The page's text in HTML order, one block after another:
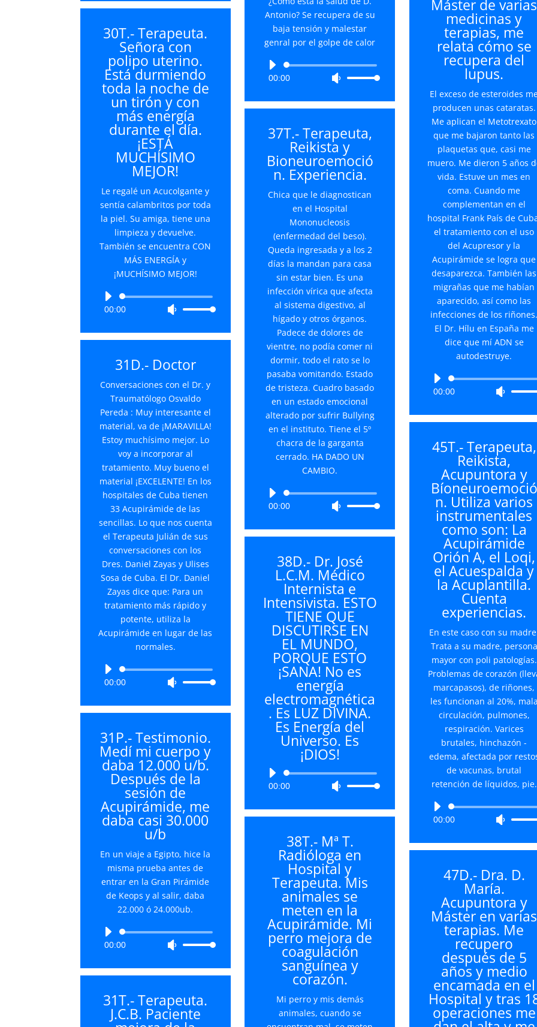
flecha
arriba/abajo
para
aumentar
o
disminuir
el
volumen.
30T.- Terapeuta.
Señora con
polipo uterino.
Está durmiendo
toda la noche de
un tirón y con
más energía
durante el día.
¡ESTÁ
MUCHÍSIMO
MEJOR!
Le regalé un Acucolgante y
sentía calambritos por toda
la piel. Su amiga, tiene una
limpieza y devuelve.
También se encuentra CON
MÁS ENERGÍA y
¡MUCHÍSIMO MEJOR!
Reproductor
00:00
Utiliza
flecha
el
31D.- Doctor
Conversaciones con el Dr. y
Traumatólogo Osvaldo
Pereda : Muy interesante el
material, va de ¡MARAVILLA!
Estoy muchísimo mejor. Lo
voy a incorporar al
tratamiento. Muy bueno el
material ¡EXCELENTE! En los
hospitales de Cuba tienen
33 Acupirámide de las
sencillas. Lo que nos cuenta
el Terapeuta Julián de sus
conversaciones con los
Dres. Daniel Zayas y Ulises
Sosa de Cuba. El Dr. Daniel
Zayas dice que: Para un
tratamiento más rápido y
potente, utiliza la
Acupirámide en lugar de las
normales.
Reproductor
00:00
Utiliza
flecha
arriba/abajo
para
aumentar
o
disminuir
el
31P.- Testimonio.
Medí mi cuerpo y
daba 12.000 u/b.
Después de la
sesión de
Acupirámide, me
daba casi 30.000
u/b
En un viaje a Egipto, hice la
misma prueba antes de
entrar en la Gran Pirámide
de Keops y al salir, daba
22.000 ó 24.000ub.
Reproductor
00:00
Utiliza
flecha
arriba/abajo
31T.- Terapeuta.
J.C.B. Paciente
Antonio? Se recupera de su
baja tensión y malestar
genral por el golpe de calor
Reproductor
00:00
Utiliza
flecha
arriba/abajo
para
aumentar
37T.- Terapeuta,
Reikista y
Bioneuroemoció
n. Experiencia.
Chica que le diagnostican
en el Hospital
Mononucleosis
(enfermedad del beso).
Queda ingresada y a los 2
días la mandan para casa
sin estar bien. Es una
infección vírica que afecta
al sistema digestivo, al
hígado y otros órganos.
Padece de dolores de
vientre, no podía comer ni
dormir, todo el rato se lo
pasaba vomitando. Estado
de tristeza. Cuadro basado
en un estado emocional
alterado por sufrir Bullying
en el instituto. Tiene el 5º
chacra de la garganta
cerrado. HA DADO UN
CAMBIO.
Reproductor
00:00
Utiliza
flecha
arriba/abajo
para
aumentar
disminuir
el
volumen.
38D.- Dr. José
L.C.M. Médico
Internista e
Intensivista. ESTO
TIENE QUE
DISCUTIRSE EN
EL MUNDO,
PORQUE ESTO
¡SANA! No es
energía
electromagnética
. Es LUZ DIVINA.
Es Energía del
Universo. Es
¡DIOS!
Reproductor
00:00
Utiliza
flecha
arriba/abajo
para
aumentar
o
disminuir
el
volumen.
38T.- Mª T.
Radióloga en
Hospital y
Terapeuta. Mis
animales se
meten en la
Acupirámide. Mi
perro mejora de
coagulación
sanguínea y
corazón.
Mi perro y mis demás
animales, cuando se
disminuir
el
volumen.
Máster de varias
medicinas y
terapias, me
relata cómo se
recupera del
lupus.
El exceso de esteroides
producen unas cataratas.
Me aplican el Metotrexato
que me bajaron tanto las
plaquetas que, casi me
muero. Me dieron 5 años
vida. Estuve un mes en
coma. Cuando me
complementan en el
hospital Frank País de
el tratamiento con el uso
del Acupresor y la
Acupirámide se logra que
desaparezca. También las
migrañas que me habían
aparecido, así como las
infecciones de los riñones.
El Dr. Hílu en España me
dice que mí ADN se
autodestruye.
Reproductor
00:00
Utiliza
flecha
para
o
disminuir
el
volumen.
45T.- Terapeuta,
Reikista,
Acupuntora y
Bíoneuroemoció
n. Utiliza varios
instrumentales
como son: La
Acupirámide
Orión A, el Loqi,
el Acuespalda y
la Acuplantilla.
Cuenta
experiencias.
En este caso con su
Trata a su madre, persona
mayor con poli patologías.
Problemas de corazón
marcapasos), de riñones,
les funcionan al 20%, mala
circulación, pulmones,
respiración. Varices
brutales, hinchazón -
edema, afectada por
de vacunas, brutal
retención de líquidos, pie.
Reproductor
00:00
Utiliza
flecha
para
o
disminuir
el
volumen.
47D.- Dra. D.
María.
Acupuntora y
Máster en varias
terapias. Me
recupero
después de 5
años y medio
encamada en el
Hospital y tras
operaciones me